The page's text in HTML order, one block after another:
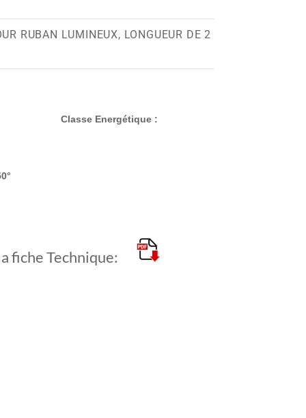
RUBAN LUMINEUX, LONGUEUR DE 2
Classe Energétique :
fiche Technique: